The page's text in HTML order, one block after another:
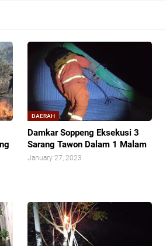
DAERAH
Damkar Soppeng Eksekusi 3
Sarang Tawon Dalam 1 Malam
January 27, 2023